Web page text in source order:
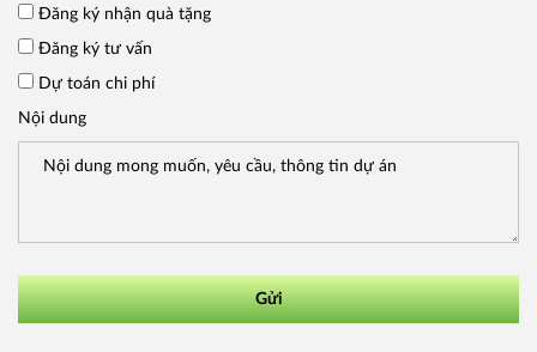
Đăng ký nhận quà tặng
Đăng ký tư vấn
Dự toán chi phí
Nội dung
Gửi